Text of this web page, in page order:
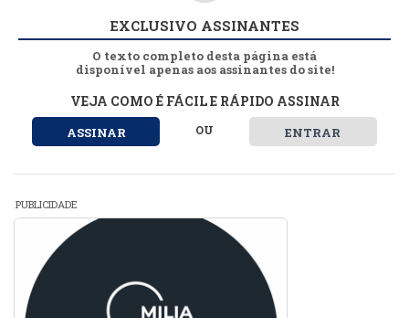
EXCLUSIVO ASSINANTES
O texto completo desta página está
disponível apenas aos assinantes do site!
VEJA COMO É FÁCIL E RÁPIDO ASSINAR
ASSINAR OU ENTRAR
PUBLICIDADE